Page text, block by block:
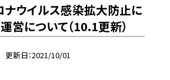
ナウイルス感染拡大防止に
営について（10.1更新）
更新日 2021/10/01